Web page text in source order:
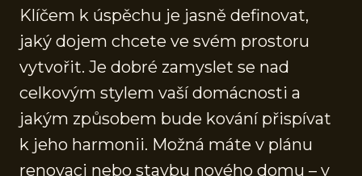
Klíčem k úspěchu je jasně definovat,
jaký dojem chcete ve svém prostoru
vytvořit. Je dobré zamyslet se nad
celkovým stylem vaší domácnosti a
jakým způsobem bude kování přispívat
k jeho harmonii. Možná máte v plánu
renovaci nebo stavbu nového domu – v